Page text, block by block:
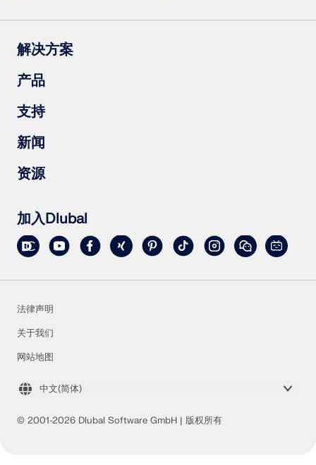
解决方案
钢筋混凝土结构
钢结构
木结构
钢结构节点
产品
RFEM 6
RSTAB 9
RSECTION 1
RWIND 3
支持
常见问题（FAQs）
提出具体问题
雪荷载、风速和地震荷载图
联系销售团队
新闻
订阅新闻简报
最新资讯
在线培训
资源
上传客户项目
客户项目
在线手册
加入Dlubal
© 2001-2026 Dlubal Software GmbH | 版权所有
法律声明
关于我们
网站地图
中文(简体)